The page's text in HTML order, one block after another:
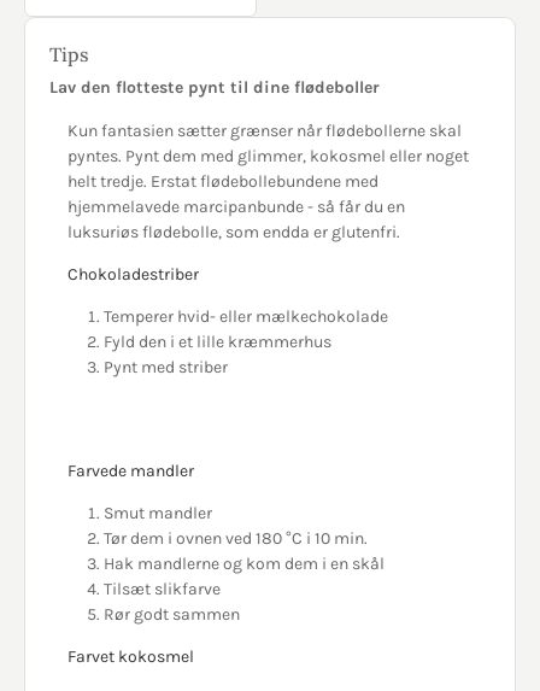
Tips
Lav den flotteste pynt til dine flødeboller
Kun fantasien sætter grænser når flødebollerne skal
pyntes. Pynt dem med glimmer, kokosmel eller noget
helt tredje. Erstat flødebollebundene med
hjemmelavede marcipanbunde - så får du en
luksuriøs flødebolle, som endda er glutenfri.
Chokoladestriber
Temperer hvid- eller mælkechokolade
Fyld den i et lille kræmmerhus
Pynt med striber
Farvede mandler
Smut mandler
Tør dem i ovnen ved 180°C i 10 min.
Hak mandlerne og kom dem i en skål
Tilsæt slikfarve
Rør godt sammen
Farvet kokosmel